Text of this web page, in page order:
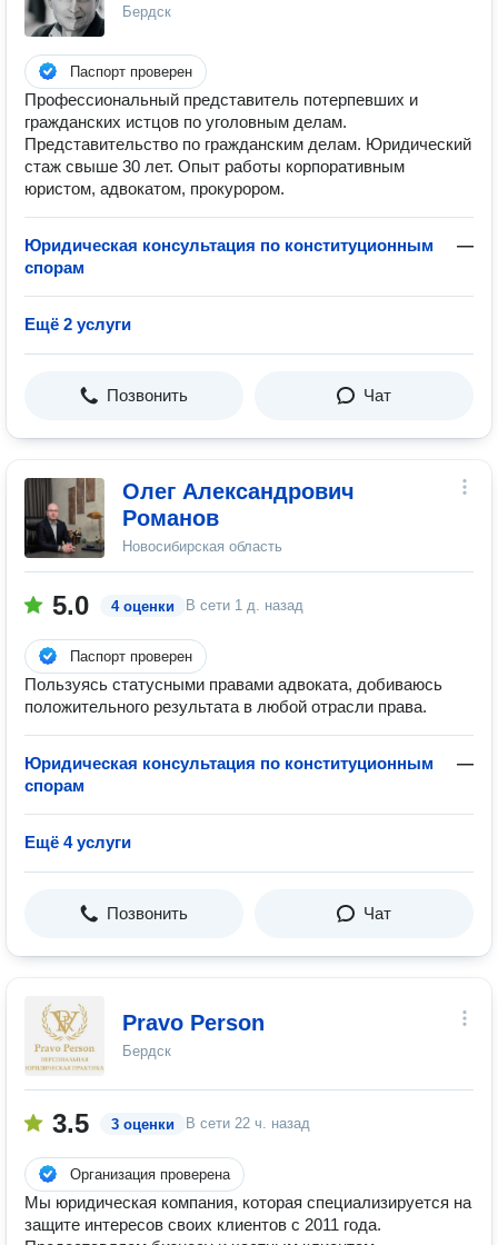
Бердск
Паспорт проверен
Профессиональный представитель потерпевших и
гражданских истцов по уголовным делам.
Представительство по гражданским делам. Юридический
стаж свыше 30 лет. Опыт работы корпоративным
юристом, адвокатом, прокурором.
Юридическая консультация по конституционным
спорам
—
Ещё 2 услуги
Позвонить Чат
Олег Александрович
Романов
Новосибирская область
5.0 4 оценки В сети 1 д. назад
Паспорт проверен
Пользуясь статусными правами адвоката, добиваюсь
положительного результата в любой отрасли права.
Юридическая консультация по конституционным
спорам
—
Ещё 4 услуги
Позвонить Чат
Pravo Person
Бердск
3.5 3 оценки В сети 22 ч. назад
Организация проверена
Мы юридическая компания, которая специализируется на
защите интересов своих клиентов с 2011 года.